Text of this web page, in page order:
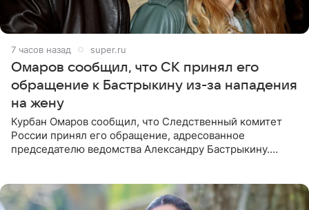
7 часов назад super.ru
Омаров сообщил, что СК принял его
обращение к Бастрыкину из-за нападения
на жену
Курбан Омаров сообщил, что Следственный комитет
России принял его обращение, адресованное
председателю ведомства Александру Бастрыкину.